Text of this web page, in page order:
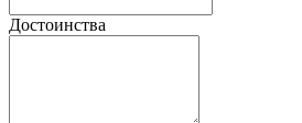
Достоинства